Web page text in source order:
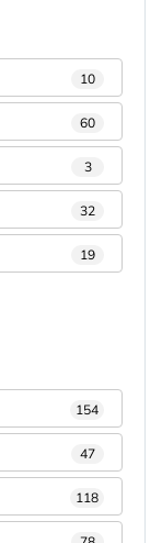
10
60
3
32
19
154
47
118